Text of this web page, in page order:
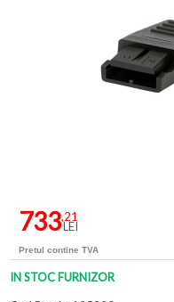
733,21
LEI
Pretul contine TVA
IN STOC FURNIZOR